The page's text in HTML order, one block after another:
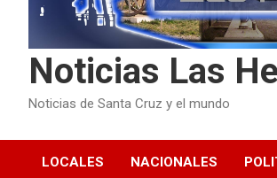
Noticias Las
Noticias de Santa Cruz y el mundo
LOCALES NACIONALES